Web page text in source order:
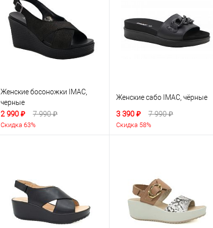
Женские босоножки IMAC,
черные
2 990 ₽ 7 990 ₽
Скидка 63%
Женские сабо IMAC, чёрные
3 390 ₽ 7 990 ₽
Скидка 58%